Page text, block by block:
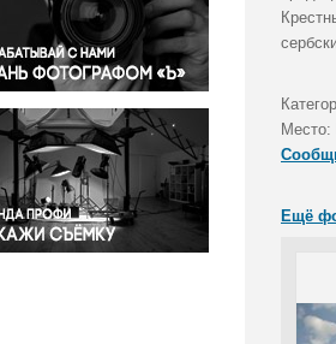
Правосудие
Происшествия и конфликты
Религия
Светская жизнь
Спорт
Экология
Экономика и бизнес
Место:
Ещё